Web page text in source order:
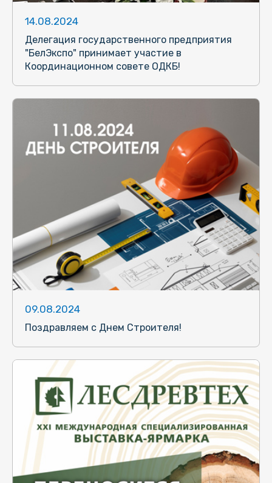
14.08.2024
Делегация государственного предприятия
"БелЭкспо" принимает участие в
Координационном совете ОДКБ!
09.08.2024
Поздравляем с Днем Строителя!